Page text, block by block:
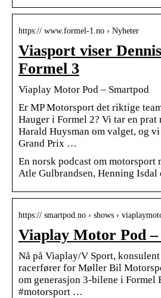
https:// www.formel-1.no › Nyheter
Viasport viser
Formel 3
Viaplay Motor Pod – Smartpod
Er MP Motorsport det riktige
Hauger i Formel 2? Vi tar en prat
Harald Huysman om valget, og
Grand Prix …
En norsk podcast om motorsport
Atle Gulbrandsen, Henning Isdal
https:// smartpod.no › shows ›
Viaplay Motor Pod
Nå på Viaplay/V Sport,
racerfører for Møller Bil
om generasjon 3-bilene i Formel
#motorsport …